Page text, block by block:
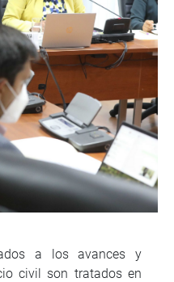
a los avances y
civil son tratados en